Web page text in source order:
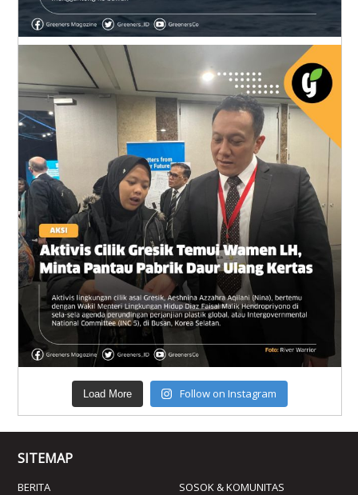
Load More Follow on Instagram
SITEMAP
BERITA
SOSOK & KOMUNITAS